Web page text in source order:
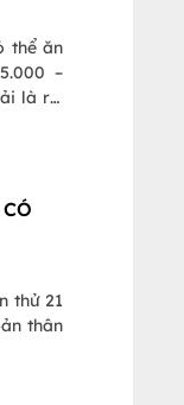
–
là rẻ.
thử 21
thân